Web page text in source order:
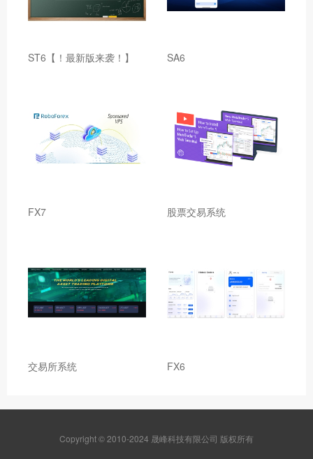
ST6【！最新版来袭！】 SA6
FX7 股票交易系统
交易所系统 FX6
Copyright © 2010-2024 晟峰科技有限公司 版权所有